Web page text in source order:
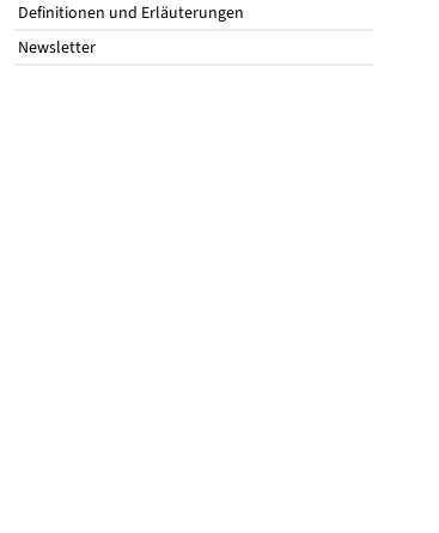
Definitionen und Erläuterungen
Newsletter